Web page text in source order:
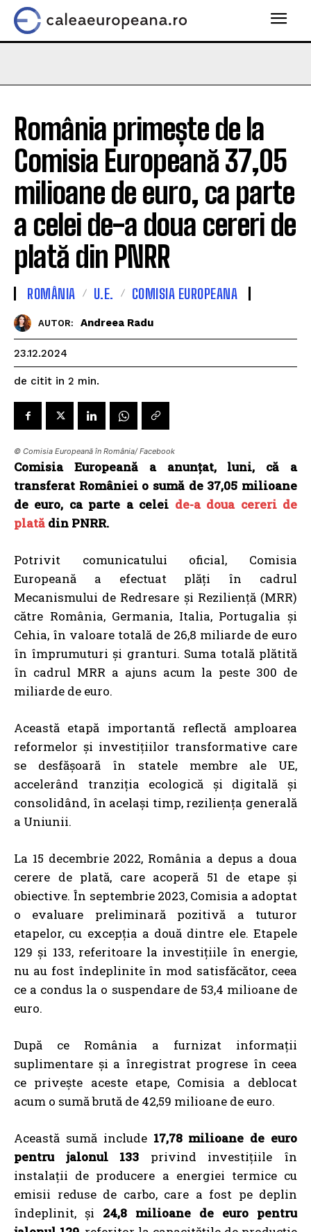
România primește de la
Comisia Europeană 37,05
milioane de euro, ca parte
a celei de-a doua cereri de
plată din PNRR
ROMÂNIA U.E. COMISIA EUROPEANA
AUTOR: Andreea Radu
23.12.2024
de citit in 2 min.
© Comisia Europeană în România/ Facebook
Comisia Europeană a anunțat, luni, că a
transferat României o sumă de 37,05 milioane
de euro, ca parte a celei de-a doua cereri de
plată din PNRR.
Potrivit comunicatului oficial, Comisia
Europeană a efectuat plăți în cadrul
Mecanismului de Redresare și Reziliență (MRR)
către România, Germania, Italia, Portugalia și
Cehia, în valoare totală de 26,8 miliarde de euro
în împrumuturi și granturi. Suma totală plătită
în cadrul MRR a ajuns acum la peste 300 de
miliarde de euro.
Această etapă importantă reflectă amploarea
reformelor și investițiilor transformative care
se desfășoară în statele membre ale UE,
accelerând tranziția ecologică și digitală și
consolidând, în același timp, reziliența generală
a Uniunii.
La 15 decembrie 2022, România a depus a doua
cerere de plată, care acoperă 51 de etape și
obiective. În septembrie 2023, Comisia a adoptat
o evaluare preliminară pozitivă a tuturor
etapelor, cu excepția a două dintre ele. Etapele
129 și 133, referitoare la investițiile în energie,
nu au fost îndeplinite în mod satisfăcător, ceea
ce a condus la o suspendare de 53,4 milioane de
euro.
După ce România a furnizat informații
suplimentare și a înregistrat progrese în ceea
ce privește aceste etape, Comisia a deblocat
acum o sumă brută de 42,59 milioane de euro.
Această sumă include 17,78 milioane de euro
pentru jalonul 133 privind investițiile în
instalații de producere a energiei termice cu
emisii reduse de carbo, care a fost pe deplin
îndeplinit, și 24,8 milioane de euro pentru